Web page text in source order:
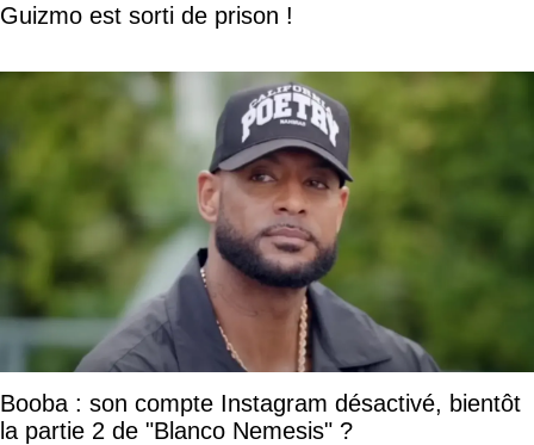
Guizmo est sorti de prison !
Booba : son compte Instagram désactivé, bientôt
la partie 2 de "Blanco Nemesis" ?